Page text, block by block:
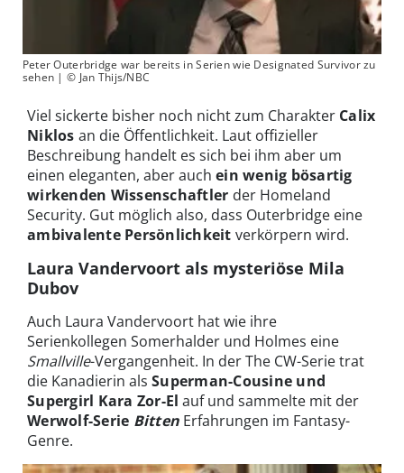
Peter Outerbridge war bereits in Serien wie Designated Survivor zu
sehen | © Jan Thijs/NBC
Viel sickerte bisher noch nicht zum Charakter Calix
Niklos an die Öffentlichkeit. Laut offizieller
Beschreibung handelt es sich bei ihm aber um
einen eleganten, aber auch ein wenig bösartig
wirkenden Wissenschaftler der Homeland
Security. Gut möglich also, dass Outerbridge eine
ambivalente Persönlichkeit verkörpern wird.
Laura Vandervoort als mysteriöse Mila
Dubov
Auch Laura Vandervoort hat wie ihre
Serienkollegen Somerhalder und Holmes eine
Smallville-Vergangenheit. In der The CW-Serie trat
die Kanadierin als Superman-Cousine und
Supergirl Kara Zor-El auf und sammelte mit der
Werwolf-Serie Bitten Erfahrungen im Fantasy-
Genre.